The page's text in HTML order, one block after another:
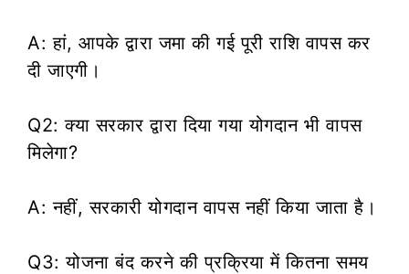
A: हां, आपके द्वारा जमा की गई पूरी राशि वापस कर
दी जाएगी।
Q2: क्या सरकार द्वारा दिया गया योगदान भी वापस
मिलेगा?
A: नहीं, सरकारी योगदान वापस नहीं किया जाता है।
Q3: योजना बंद करने की प्रक्रिया में कितना समय